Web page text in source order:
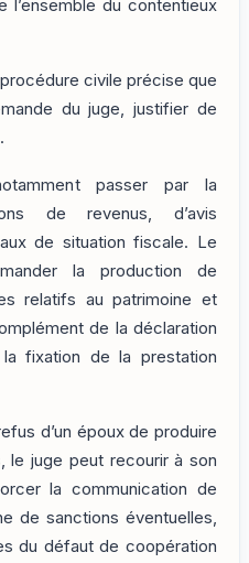
l’ensemble du contentieux
civile précise que
du juge, justifier de
passer par la
de revenus, d’avis
de situation fiscale. Le
la production de
relatifs au patrimoine et
de la déclaration
la fixation de la prestation
d’un époux de produire
le juge peut recourir à son
la communication de
de sanctions éventuelles,
du défaut de coopération